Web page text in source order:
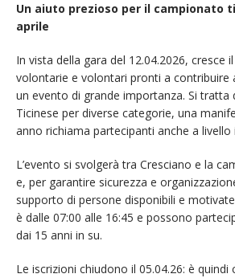
Un aiuto prezioso per il campionato
aprile
In vista della gara del 12.04.2026, cresce
volontarie e volontari pronti a contribuire
un evento di grande importanza. Si tratta
Ticinese per diverse categorie, una
anno richiama partecipanti anche a livello
L’evento si svolgerà tra Cresciano e la
e, per garantire sicurezza e
supporto di persone disponibili e
è dalle 07:00 alle 16:45 e possono
dai 15 anni in su.
Le iscrizioni chiudono il 05.04.26: è quindi